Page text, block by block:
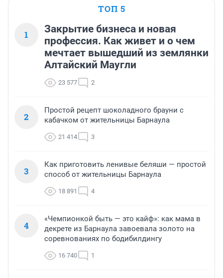
ТОП 5
1
Закрытие бизнеса и новая
профессия. Как живет и о чем
мечтает вышедший из землянки
Алтайский Маугли
23 577 2
2
Простой рецепт шоколадного брауни с
кабачком от жительницы Барнаула
21 414 3
3
Как приготовить ленивые беляши — простой
способ от жительницы Барнаула
18 891 4
4
«Чемпионкой быть — это кайф»: как мама в
декрете из Барнаула завоевала золото на
соревнованиях по бодибилдингу
16 740 1